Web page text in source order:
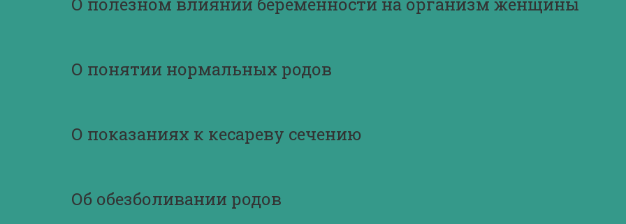
О понятии нормальных родов
О показаниях к кесареву сечению
Об обезболивании родов